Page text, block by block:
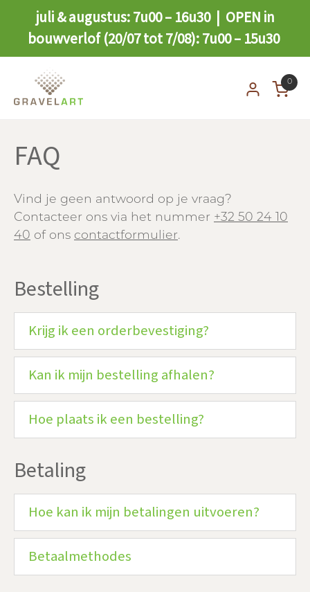
juli & augustus: 7u00 – 16u30 | OPEN in
bouwverlof (20/07 tot 7/08): 7u00 – 15u30
0
FAQ
Vind je geen antwoord op je vraag?
Contacteer ons via het nummer +32 50 24 10
40 of ons contactformulier.
Bestelling
Krijg ik een orderbevestiging?
Kan ik mijn bestelling afhalen?
Hoe plaats ik een bestelling?
Betaling
Hoe kan ik mijn betalingen uitvoeren?
Betaalmethodes